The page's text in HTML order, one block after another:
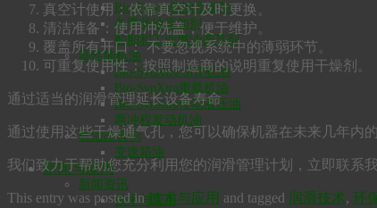
Bio-Power柴油添加剂
冬季柴油添加剂
船舶和工业燃油调节剂
高性能机油
Bio-SynXtra SHP机油
Bio-SynXtra重载机油
Bio-SynXtra传动液压油
两冲程发动机油
机油改善剂
变速箱油
新闻与应用
新闻资讯
技术与应用
真空计使用：依靠真空计及时更换。
清洁准备：使用冲洗盖，便于维护。
覆盖所有开口： 不要忽视系统中的薄弱环节。
可重复使用性：按照制造商的说明重复使用干燥剂。
通过适当的润滑管理延长设备寿命
通过使用这些干燥通气孔，您可以确保机器在未来几年内
我们致力于帮助您充分利用您的润滑管理计划，立即联系
This entry was posted in技术与应用 and tagged 润滑技术, 环